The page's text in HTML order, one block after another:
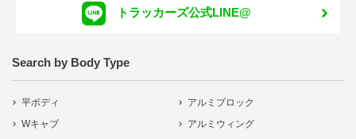
トラッカーズ公式LINE@
Search by Body Type
平ボディ
アルミブロック
Wキャブ
アルミウィング